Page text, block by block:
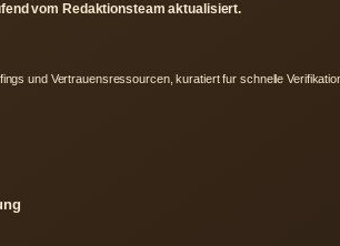
vom Redaktionsteam aktualisiert.
und Vertrauensressourcen, kuratiert fur schnelle